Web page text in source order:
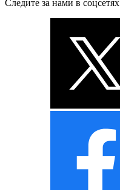
Следите за нами в соцсетях